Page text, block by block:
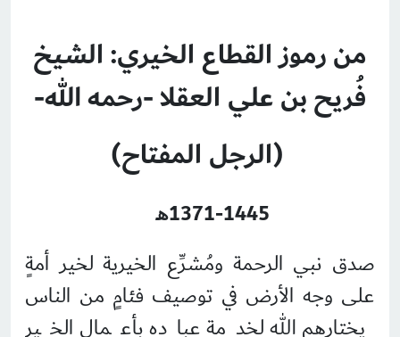
من رموز القطاع الخيري: الشيخ
فُريح بن علي العقلا -رحمه الله-
(الرجل المفتاح)
1371-1445هـ
صدق نبي الرحمة ومُشرِّع الخيرية لخير أمةٍ
على وجه الأرض في توصيف فئامٍ من الناس
يختارهم الله لخدمة عباده بأعمال الخير